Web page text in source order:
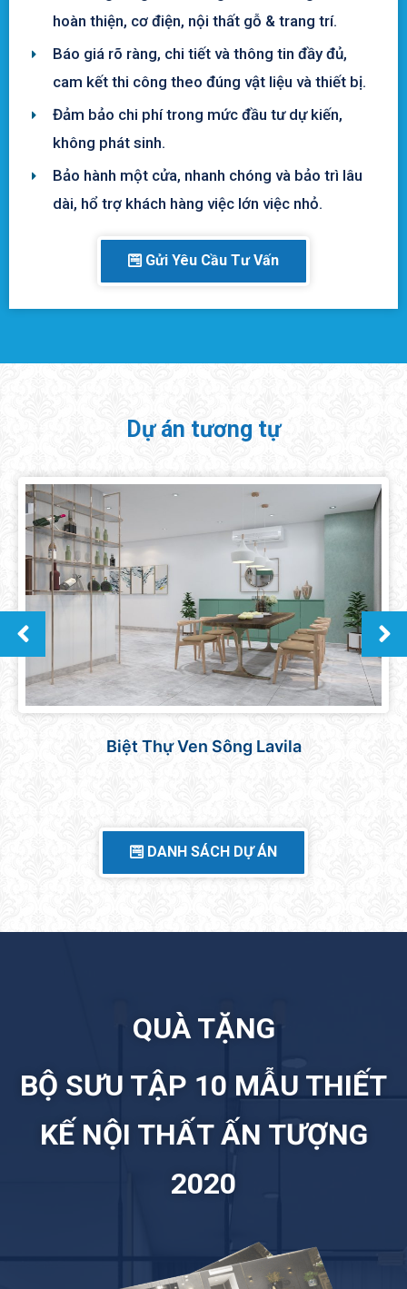
hoàn thiện, cơ điện, nội thất gỗ & trang trí.
Báo giá rõ ràng, chi tiết và thông tin đầy đủ,
cam kết thi công theo đúng vật liệu và thiết bị.
Đảm bảo chi phí trong mức đầu tư dự kiến,
không phát sinh.
Bảo hành một cửa, nhanh chóng và bảo trì lâu
dài, hổ trợ khách hàng việc lớn việc nhỏ.
Gửi Yêu Cầu Tư Vấn
Dự án tương tự
Căn hộ Sunrise Central
DANH SÁCH DỰ ÁN
QUÀ TẶNG
BỘ SƯU TẬP 10 MẪU THIẾT
KẾ NỘI THẤT ẤN TƯỢNG
2020